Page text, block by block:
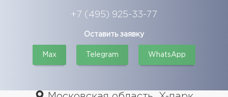
+7 (495) 925-33-77
Оставить заявку
Max Telegram WhatsApp